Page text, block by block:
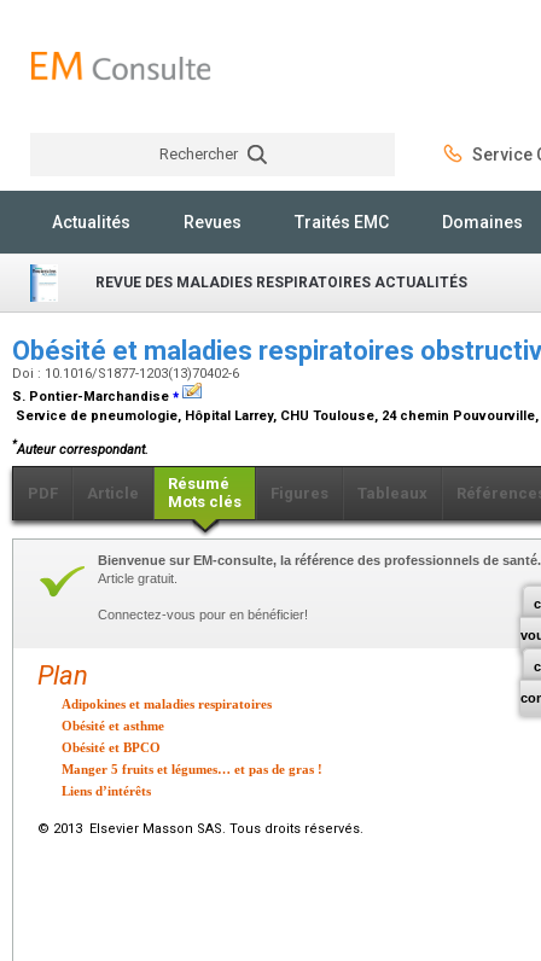
Rechercher Service
Actualités Revues Traités EMC Domaines
REVUE DES MALADIES RESPIRATOIRES ACTUALITÉS
Obésité et maladies respiratoires
Doi : 10.1016/S1877-1203(13)70402-6
S. Pontier-Marchandise ⁎
Service de pneumologie, Hôpital Larrey, CHU Toulouse, 24 chemin Pouvourville,
*Auteur correspondant.
PDF Article
Résumé
Mots clés
Figures Tableaux
Bienvenue sur EM-consulte, la référence des professionnels de santé.
Article gratuit.
Connectez-vous pour en bénéficier!
Plan
Adipokines et maladies respiratoires
Obésité et asthme
Obésité et BPCO
Manger 5 fruits et légumes… et pas de gras !
Liens d’intérêts
© 2013 Elsevier Masson SAS. Tous droits réservés.